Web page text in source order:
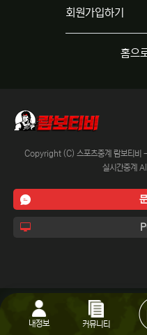
회원가입하기
홈으
Copyright (C) 스포츠중계 람보티비 -
실시간중계
내정보 커뮤니티